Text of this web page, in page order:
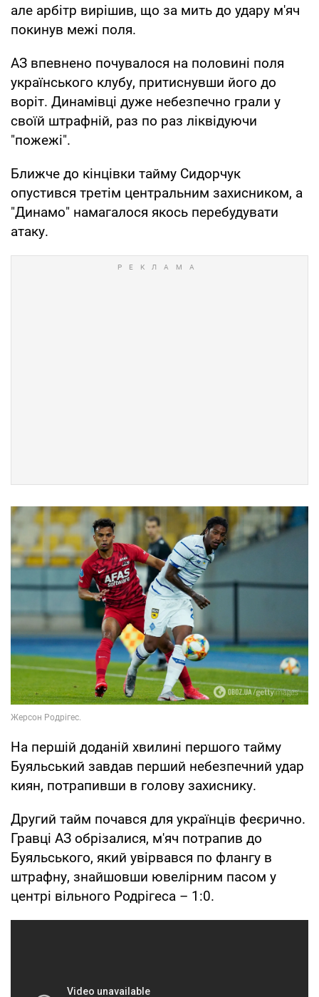
але арбітр вирішив, що за мить до удару м'яч
покинув межі поля.
АЗ впевнено почувалося на половині поля
українського клубу, притиснувши його до
воріт. Динамівці дуже небезпечно грали у
своїй штрафній, раз по раз лiквiдуючи
"пожежі".
Ближче до кінцівки тайму Сидорчук
опустився третім центральним захисником, а
"Динамо" намагалося якось перебудувати
атаку.
На першій доданій хвилині першого тайму
Буяльський завдав перший небезпечний удар
киян, потрапивши в голову захиснику.
Другий тайм почався для українців феєрично.
Гравці АЗ обрізалися, м'яч потрапив до
Буяльського, який увірвався по флангу в
штрафну, знайшовши ювелірним пасом у
центрі вільного Родрігеса – 1:0.